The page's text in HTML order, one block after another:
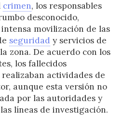
crimen, los responsables
desconocido,
movilización de las
seguridad y servicios de
zona. De acuerdo con los
los fallecidos
actividades de
aunque esta versión no
por las autoridades y
líneas de investigación.